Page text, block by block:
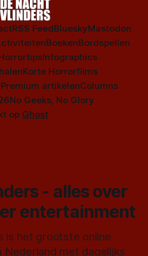
RSS FeedBlueskyMastodon
BoekenBordspellen
Infographics
Korte Horrorfilms
Premium artikelenColumns
No Geeks, No Glory
op Ghost
- alles over
entertainment
is het grootste online
Nederland met dagelijks